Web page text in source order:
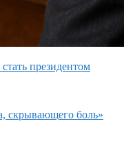
президентом
скрывающего боль»